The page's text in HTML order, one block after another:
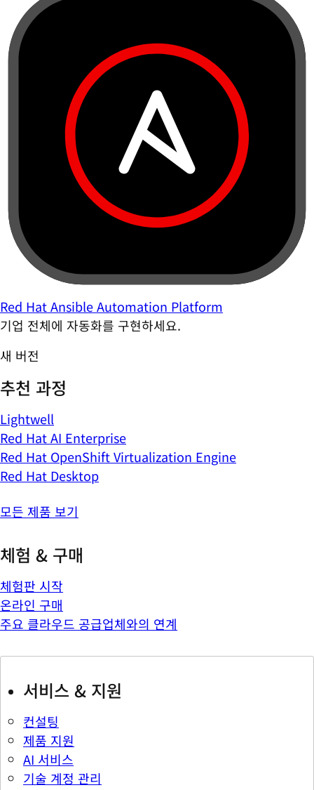
Red Hat Ansible Automation Platform
기업 전체에 자동화를 구현하세요.
새 버전
추천 과정
Lightwell
Red Hat AI Enterprise
Red Hat OpenShift Virtualization Engine
Red Hat Desktop
모든 제품 보기
체험 & 구매
체험판 시작
온라인 구매
주요 클라우드 공급업체와의 연계
서비스 & 지원
컨설팅
제품 지원
AI 서비스
기술 계정 관리